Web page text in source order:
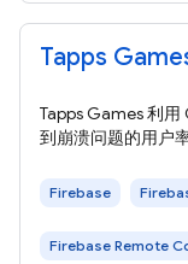
Tapps
Tapps Games 利
到崩溃问题的用户
Firebase
Firebase Remote